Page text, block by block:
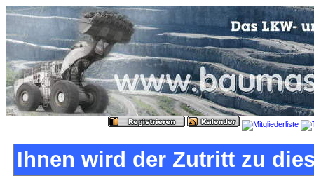
Ihnen wird der Zutritt zu